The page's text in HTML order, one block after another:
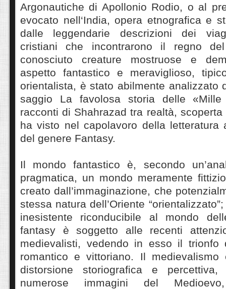
Argonautiche di Apollonio Rodio, o al
evocato nell‘India, opera etnografica e
dalle leggendarie descrizioni dei
cristiani che incontrarono il regno
conosciuto creature mostruose e
aspetto fantastico e meraviglioso,
orientalista, è stato abilmente analizzato
saggio La favolosa storia delle
racconti di Shahrazad tra realtà,
ha visto nel capolavoro della letteratura
del genere Fantasy.
Il mondo fantastico è, secondo
pragmatica, un mondo meramente
creato dall’immaginazione, che
stessa natura dell’Oriente
inesistente riconducibile al mondo
fantasy è soggetto alle recenti
medievalisti, vedendo in esso il trionfo
romantico e vittoriano. Il
distorsione storiografica e
numerose immagini del